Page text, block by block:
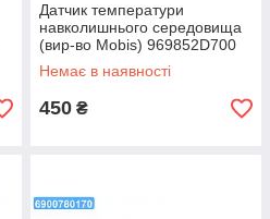
Датчик температури
навколишнього середовища
(вир-во Mobis) 969852D700
Немає в наявності
450 ₴